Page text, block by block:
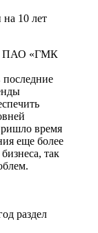
на 10 лет
ПАО «ГМК
последние
время
еще более
так
раздел